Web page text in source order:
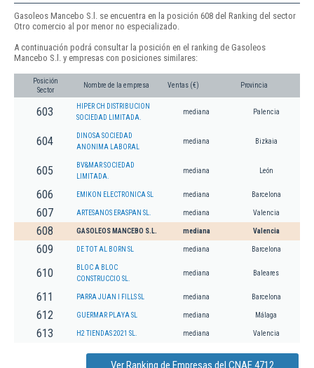
Gasoleos Mancebo S.l. se encuentra en la posición 608 del Ranking del sector
Otro comercio al por menor no especializado.
A continuación podrá consultar la posición en el ranking de Gasoleos
Mancebo S.l. y empresas con posiciones similares:
Posición
Sector
Nombre de la empresa Ventas (€) Provincia
603
HIPER CH DISTRIBUCION
SOCIEDAD LIMITADA.
mediana Palencia
604
DINOSA SOCIEDAD
ANONIMA LABORAL
mediana Bizkaia
605
BV&MAR SOCIEDAD
LIMITADA.
mediana León
606 EMIKON ELECTRONICA SL mediana Barcelona
607 ARTESANOS ERASPAN SL. mediana Valencia
608 GASOLEOS MANCEBO S.L. mediana Valencia
609 DE TOT AL BORN SL mediana Barcelona
610
BLOC A BLOC
CONSTRUCCIO SL.
mediana Baleares
611 PARRA JUAN I FILLS SL mediana Barcelona
612 GUERMAR PLAYA SL mediana Málaga
613 H2 TIENDAS 2021 SL. mediana Valencia
Ver Ranking de Empresas del CNAE 4712